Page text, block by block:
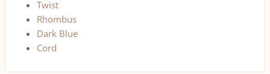
Twist
Rhombus
Dark Blue
Cord